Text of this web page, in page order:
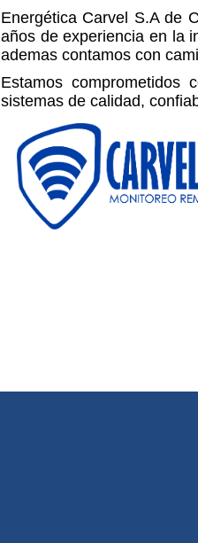
Energética Carvel S.A de
años de experiencia en la
ademas contamos con
Estamos
sistemas de calidad,